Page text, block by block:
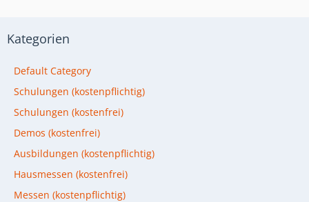
Kategorien
Default Category
Schulungen (kostenpflichtig)
Schulungen (kostenfrei)
Demos (kostenfrei)
Ausbildungen (kostenpflichtig)
Hausmessen (kostenfrei)
Messen (kostenpflichtig)